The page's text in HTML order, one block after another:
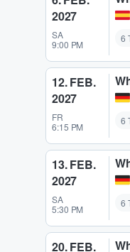
2027
SA
9:00 PM
6
12. FEB.
2027
FR
6:15 PM
6
13. FEB.
2027
SA
5:30 PM
6
20. FEB.